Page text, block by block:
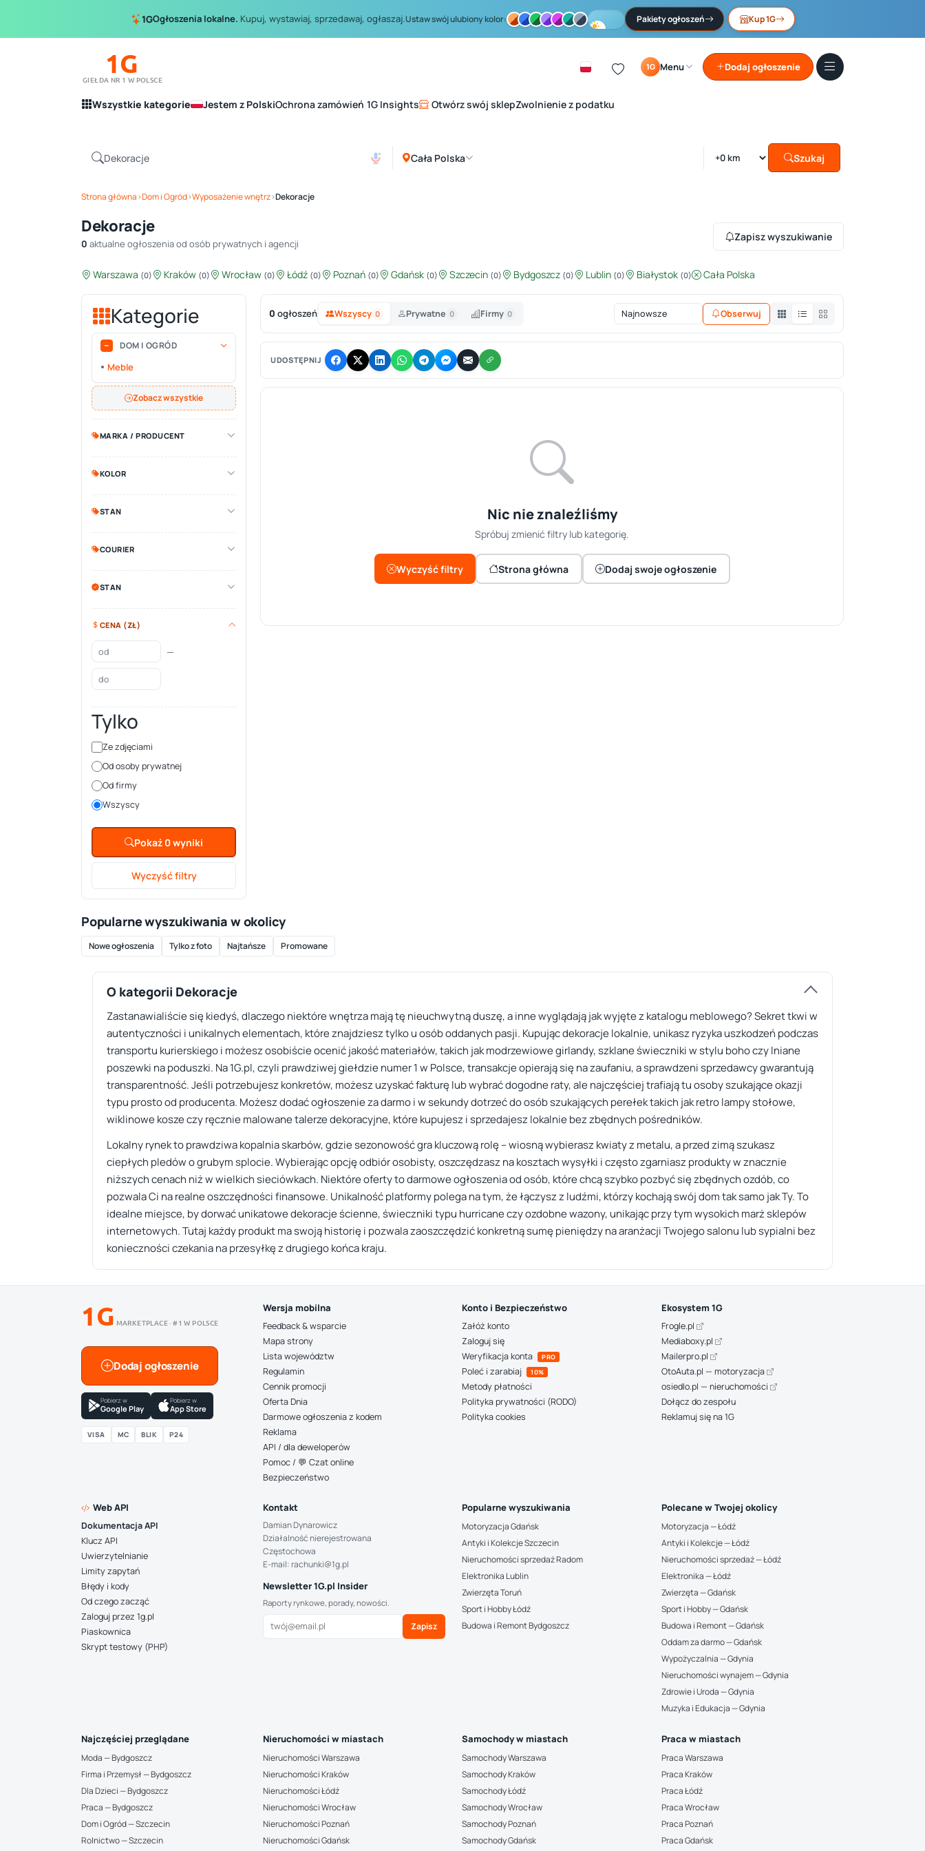
1GOgłoszenia lokalne. Kupuj, wystawiaj, sprzedawaj, ogłaszaj.Ustaw swój ulubiony kolor: Pakiety ogłoszeń Kup 1G
1G
GIEŁDA NR 1 W POLSCE
1G Menu Dodaj ogłoszenie
Wszystkie kategorie Jestem z PolskiOchrona zamówień 1G Insights Otwórz swój sklepZwolnienie z podatku
Cała Polska Szukaj
Strona główna›Dom i Ogród›Wyposażenie wnętrz›Dekoracje
Dekoracje
0 aktualne ogłoszenia od osób prywatnych i agencji
Zapisz wyszukiwanie
Warszawa (0) Kraków (0) Wrocław (0) Łódź (0) Poznań (0) Gdańsk (0) Szczecin (0) Bydgoszcz (0) Lublin (0) Białystok (0) Cała Polska
Kategorie
DOM I OGRÓD
Meble
Zobacz wszystkie
MARKA / PRODUCENT
KOLOR
STAN
COURIER
STAN
CENA (ZŁ)
—
Tylko
Ze zdjęciami
Od osoby prywatnej
Od firmy
Wszyscy
Pokaż 0 wyniki
Wyczyść filtry
0 ogłoszeń Wszyscy 0 Prywatne 0 Firmy 0 Obserwuj
UDOSTĘPNIJ
Nic nie znaleźliśmy
Spróbuj zmienić filtry lub kategorię.
Wyczyść filtry Strona główna Dodaj swoje ogłoszenie
Popularne wyszukiwania w okolicy
Nowe ogłoszenia Tylko z foto Najtańsze Promowane
O kategorii Dekoracje
Zastanawialiście się kiedyś, dlaczego niektóre wnętrza mają tę nieuchwytną duszę, a inne wyglądają jak wyjęte z katalogu meblowego? Sekret tkwi w
autentyczności i unikalnych elementach, które znajdziesz tylko u osób oddanych pasji. Kupując dekoracje lokalnie, unikasz ryzyka uszkodzeń podczas
transportu kurierskiego i możesz osobiście ocenić jakość materiałów, takich jak modrzewiowe girlandy, szklane świeczniki w stylu boho czy lniane
poszewki na poduszki. Na 1G.pl, czyli prawdziwej giełdzie numer 1 w Polsce, transakcje opierają się na zaufaniu, a sprawdzeni sprzedawcy gwarantują
transparentność. Jeśli potrzebujesz konkretów, możesz uzyskać fakturę lub wybrać dogodne raty, ale najczęściej trafiają tu osoby szukające okazji
typu prosto od producenta. Możesz dodać ogłoszenie za darmo i w sekundy dotrzeć do osób szukających perełek takich jak retro lampy stołowe,
wiklinowe kosze czy ręcznie malowane talerze dekoracyjne, które kupujesz i sprzedajesz lokalnie bez zbędnych pośredników.
Lokalny rynek to prawdziwa kopalnia skarbów, gdzie sezonowość gra kluczową rolę – wiosną wybierasz kwiaty z metalu, a przed zimą szukasz
ciepłych pledów o grubym splocie. Wybierając opcję odbiór osobisty, oszczędzasz na kosztach wysyłki i często zgarniasz produkty w znacznie
niższych cenach niż w wielkich sieciówkach. Niektóre oferty to darmowe ogłoszenia od osób, które chcą szybko pozbyć się zbędnych ozdób, co
pozwala Ci na realne oszczędności finansowe. Unikalność platformy polega na tym, że łączysz z ludźmi, którzy kochają swój dom tak samo jak Ty. To
idealne miejsce, by dorwać unikatowe dekoracje ścienne, świeczniki typu hurricane czy ozdobne wazony, unikając przy tym wysokich marż sklepów
internetowych. Tutaj każdy produkt ma swoją historię i pozwala zaoszczędzić konkretną sumę pieniędzy na aranżacji Twojego salonu lub sypialni bez
konieczności czekania na przesyłkę z drugiego końca kraju.
1G MARKETPLACE · #1 W POLSCE
Dodaj ogłoszenie
Pobierz w
Google Play
Pobierz w
App Store
VISA MC BLIK P24
Wersja mobilna
Feedback & wsparcie
Mapa strony
Lista województw
Regulamin
Cennik promocji
Oferta Dnia
Darmowe ogłoszenia z kodem
Reklama
API / dla deweloperów
Pomoc / 💬 Czat online
Bezpieczeństwo
Konto i Bezpieczeństwo
Załóż konto
Zaloguj się
Weryfikacja konta
PRO
Poleć i zarabiaj 10%
Metody płatności
Polityka prywatności (RODO)
Polityka cookies
Ekosystem 1G
Frogle.pl
Mediaboxy.pl
Mailerpro.pl
OtoAuta.pl — motoryzacja
osiedlo.pl — nieruchomości
Dołącz do zespołu
Reklamuj się na 1G
Web API
Dokumentacja API
Klucz API
Uwierzytelnianie
Limity zapytań
Błędy i kody
Od czego zacząć
Zaloguj przez 1g.pl
Piaskownica
Skrypt testowy (PHP)
Kontakt
Damian Dynarowicz
Działalność nierejestrowana
Częstochowa
E-mail: rachunki@1g.pl
Newsletter 1G.pl Insider
Raporty rynkowe, porady, nowości.
Zapisz
Popularne wyszukiwania
Motoryzacja Gdańsk
Antyki i Kolekcje Szczecin
Nieruchomości sprzedaż Radom
Elektronika Lublin
Zwierzęta Toruń
Sport i Hobby Łódź
Budowa i Remont Bydgoszcz
Polecane w Twojej okolicy
Motoryzacja — Łódź
Antyki i Kolekcje — Łódź
Nieruchomości sprzedaż — Łódź
Elektronika — Łódź
Zwierzęta — Gdańsk
Sport i Hobby — Gdańsk
Budowa i Remont — Gdańsk
Oddam za darmo — Gdańsk
Wypożyczalnia — Gdynia
Nieruchomości wynajem — Gdynia
Zdrowie i Uroda — Gdynia
Muzyka i Edukacja — Gdynia
Najczęściej przeglądane
Moda — Bydgoszcz
Firma i Przemysł — Bydgoszcz
Dla Dzieci — Bydgoszcz
Praca — Bydgoszcz
Dom i Ogród — Szczecin
Rolnictwo — Szczecin
Nieruchomości w miastach
Nieruchomości Warszawa
Nieruchomości Kraków
Nieruchomości Łódź
Nieruchomości Wrocław
Nieruchomości Poznań
Nieruchomości Gdańsk
Samochody w miastach
Samochody Warszawa
Samochody Kraków
Samochody Łódź
Samochody Wrocław
Samochody Poznań
Samochody Gdańsk
Praca w miastach
Praca Warszawa
Praca Kraków
Praca Łódź
Praca Wrocław
Praca Poznań
Praca Gdańsk